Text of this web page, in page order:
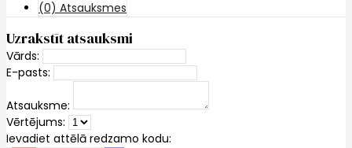
(0) Atsauksmes
Uzrakstīt atsauksmi
Vārds:
E-pasts:
Atsauksme:
Vērtējums:
Ievadiet attēlā redzamo kodu: